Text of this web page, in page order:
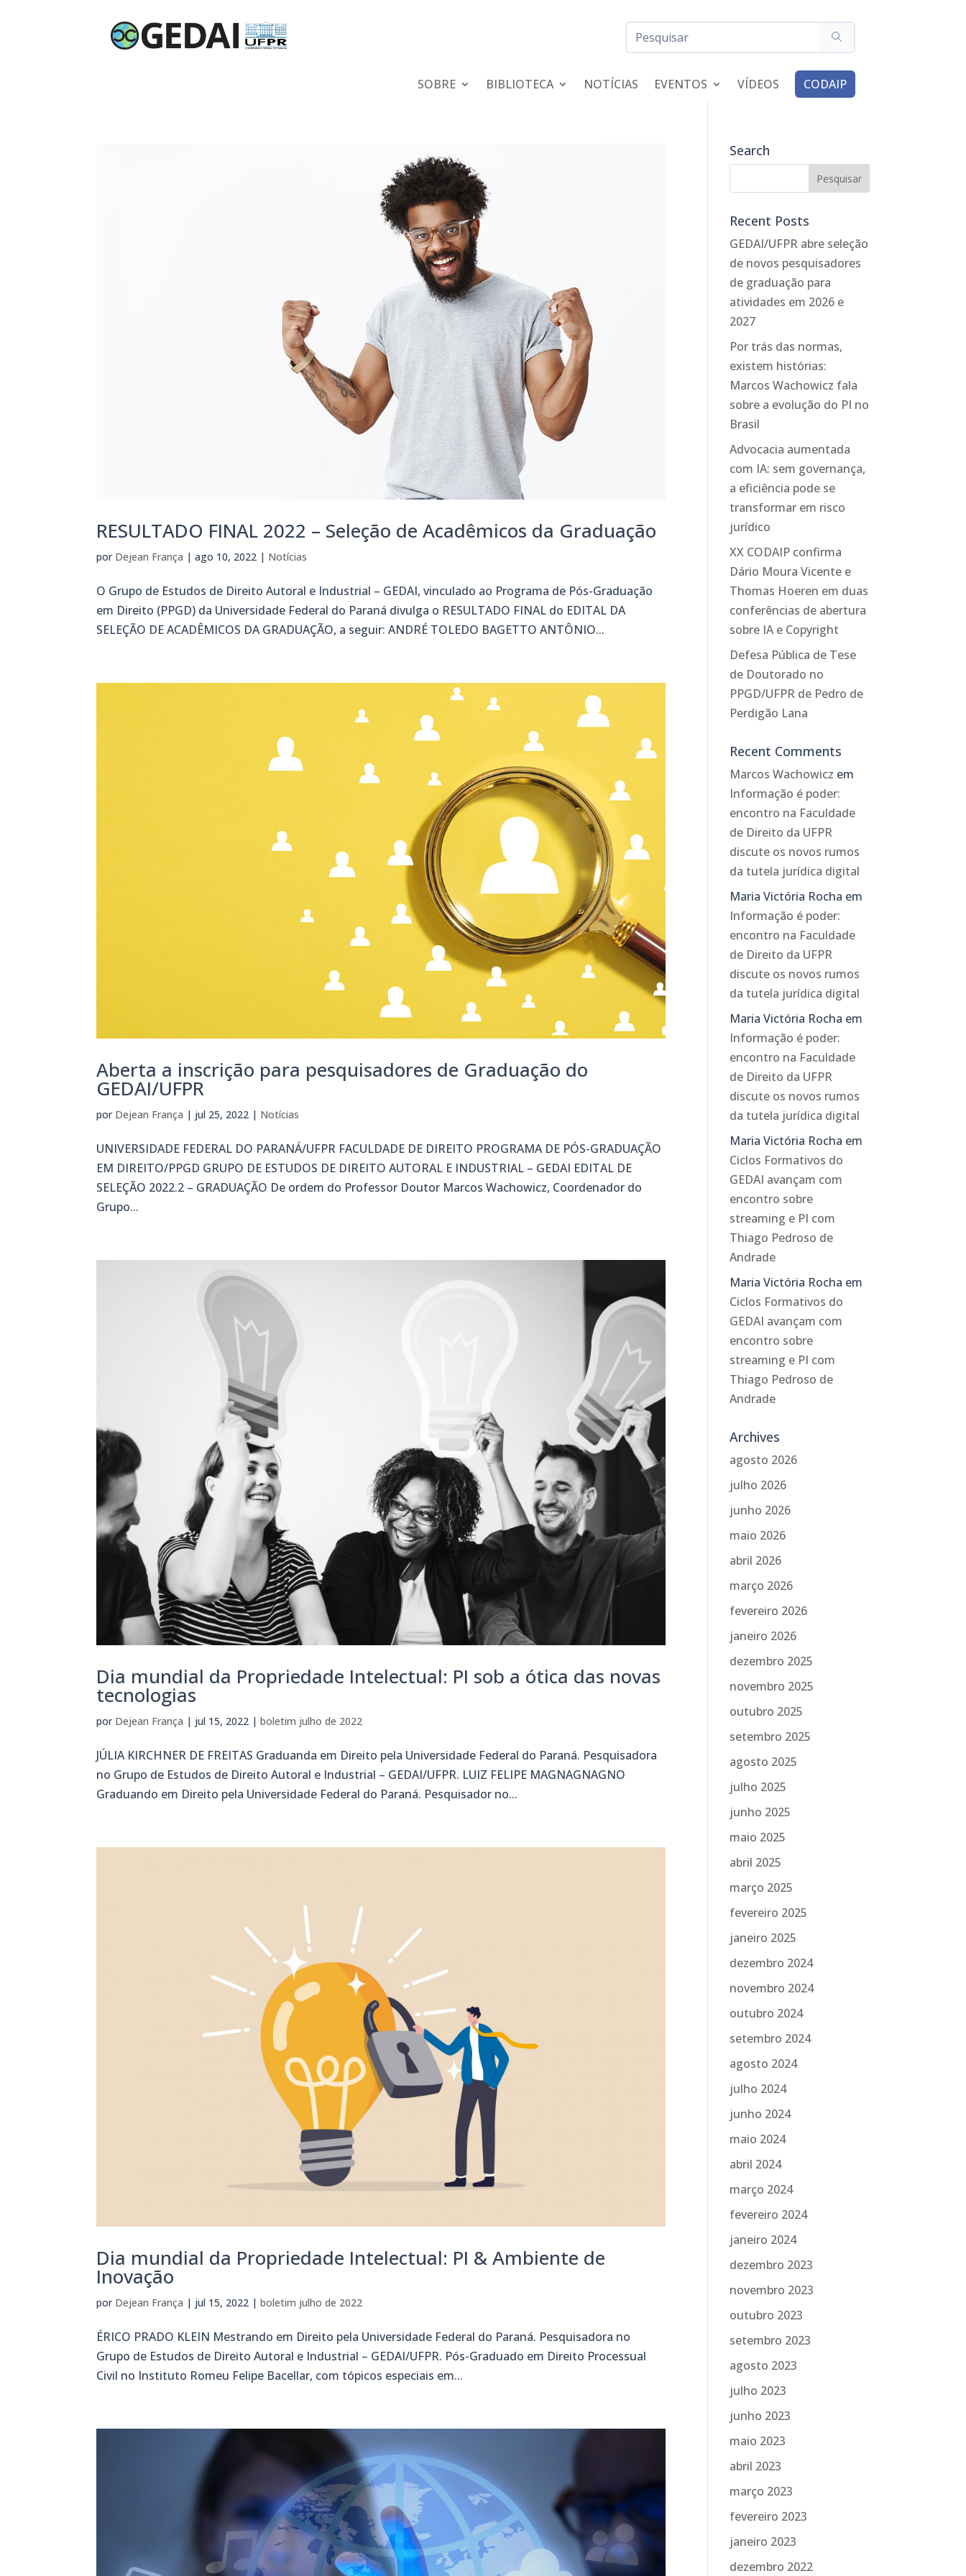
SOBRE BIBLIOTECA NOTÍCIAS EVENTOS VÍDEOS CODAIP
RESULTADO FINAL 2022 – Seleção de Acadêmicos da Graduação
por Dejean França |ago 10, 2022 | Notícias
O Grupo de Estudos de Direito Autoral e Industrial – GEDAI, vinculado ao Programa de Pós-Graduação
em Direito (PPGD) da Universidade Federal do Paraná divulga o RESULTADO FINAL do EDITAL DA
SELEÇÃO DE ACADÊMICOS DA GRADUAÇÃO, a seguir: ANDRÉ TOLEDO BAGETTO ANTÔNIO...
Aberta a inscrição para pesquisadores de Graduação do
GEDAI/UFPR
por Dejean França | jul 25, 2022 | Notícias
UNIVERSIDADE FEDERAL DO PARANÁ/UFPR FACULDADE DE DIREITO PROGRAMA DE PÓS-GRADUAÇÃO
EM DIREITO/PPGD GRUPO DE ESTUDOS DE DIREITO AUTORAL E INDUSTRIAL – GEDAI EDITAL DE
SELEÇÃO 2022.2 – GRADUAÇÃO De ordem do Professor Doutor Marcos Wachowicz, Coordenador do
Grupo...
Dia mundial da Propriedade Intelectual: PI sob a ótica das novas
tecnologias
por Dejean França | jul 15, 2022 |boletim julho de 2022
JÚLIA KIRCHNER DE FREITAS Graduanda em Direito pela Universidade Federal do Paraná. Pesquisadora
no Grupo de Estudos de Direito Autoral e Industrial – GEDAI/UFPR. LUIZ FELIPE MAGNAGNAGNO
Graduando em Direito pela Universidade Federal do Paraná. Pesquisador no...
Dia mundial da Propriedade Intelectual: PI & Ambiente de
Inovação
por Dejean França | jul 15, 2022 |boletim julho de 2022
ÉRICO PRADO KLEIN Mestrando em Direito pela Universidade Federal do Paraná. Pesquisadora no
Grupo de Estudos de Direito Autoral e Industrial – GEDAI/UFPR. Pós-Graduado em Direito Processual
Civil no Instituto Romeu Felipe Bacellar, com tópicos especiais em...
Search
Recent Posts
GEDAI/UFPR abre seleção
de novos pesquisadores
de graduação para
atividades em 2026 e
2027
Por trás das normas,
existem histórias:
Marcos Wachowicz fala
sobre a evolução do PI no
Brasil
Advocacia aumentada
com IA: sem governança,
a eficiência pode se
transformar em risco
jurídico
XX CODAIP confirma
Dário Moura Vicente e
Thomas Hoeren em duas
conferências de abertura
sobre IA e Copyright
Defesa Pública de Tese
de Doutorado no
PPGD/UFPR de Pedro de
Perdigão Lana
Recent Comments
Marcos Wachowicz em
Informação é poder:
encontro na Faculdade
de Direito da UFPR
discute os novos rumos
da tutela jurídica digital
Maria Victória Rocha em
Informação é poder:
encontro na Faculdade
de Direito da UFPR
discute os novos rumos
da tutela jurídica digital
Maria Victória Rocha em
Informação é poder:
encontro na Faculdade
de Direito da UFPR
discute os novos rumos
da tutela jurídica digital
Maria Victória Rocha em
Ciclos Formativos do
GEDAI avançam com
encontro sobre
streaming e PI com
Thiago Pedroso de
Andrade
Maria Victória Rocha em
Ciclos Formativos do
GEDAI avançam com
encontro sobre
streaming e PI com
Thiago Pedroso de
Andrade
Archives
agosto 2026
julho 2026
junho 2026
maio 2026
abril 2026
março 2026
fevereiro 2026
janeiro 2026
dezembro 2025
novembro 2025
outubro 2025
setembro 2025
agosto 2025
julho 2025
junho 2025
maio 2025
abril 2025
março 2025
fevereiro 2025
janeiro 2025
dezembro 2024
novembro 2024
outubro 2024
setembro 2024
agosto 2024
julho 2024
junho 2024
maio 2024
abril 2024
março 2024
fevereiro 2024
janeiro 2024
dezembro 2023
novembro 2023
outubro 2023
setembro 2023
agosto 2023
julho 2023
junho 2023
maio 2023
abril 2023
março 2023
fevereiro 2023
janeiro 2023
dezembro 2022